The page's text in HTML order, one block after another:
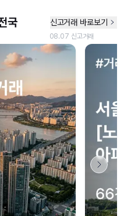
연결 안내
않아 지도를 불러올 수 없습니다.
드려 죄송합니다.
시도